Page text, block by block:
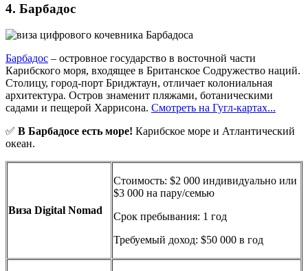
4. Барбадос
Барбадос – островное государство в восточной части
Карибского моря, входящее в Британское Содружество наций.
Столицу, город-порт Бриджтаун, отличает колониальная
архитектура. Остров знаменит пляжами, ботаническими
садами и пещерой Харрисона. Смотреть на Гугл-картах...
✅ В Барбадосе есть море! Карибское море и Атлантический
океан.
Виза Digital Nomad
Стоимость: $2 000 индивидуально или
$3 000 на пару/семью
Срок пребывания: 1 год
Требуемый доход: $50 000 в год